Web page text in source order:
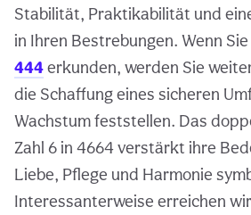
Stabilität, Praktikabilität und
in Ihren Bestrebungen. Wenn Sie
444erkunden, werden Sie
die Schaffung eines sicheren
Wachstum feststellen. Das
Zahl 6 in 4664 verstärkt ihre
Liebe, Pflege und Harmonie
Interessanterweise erreichen